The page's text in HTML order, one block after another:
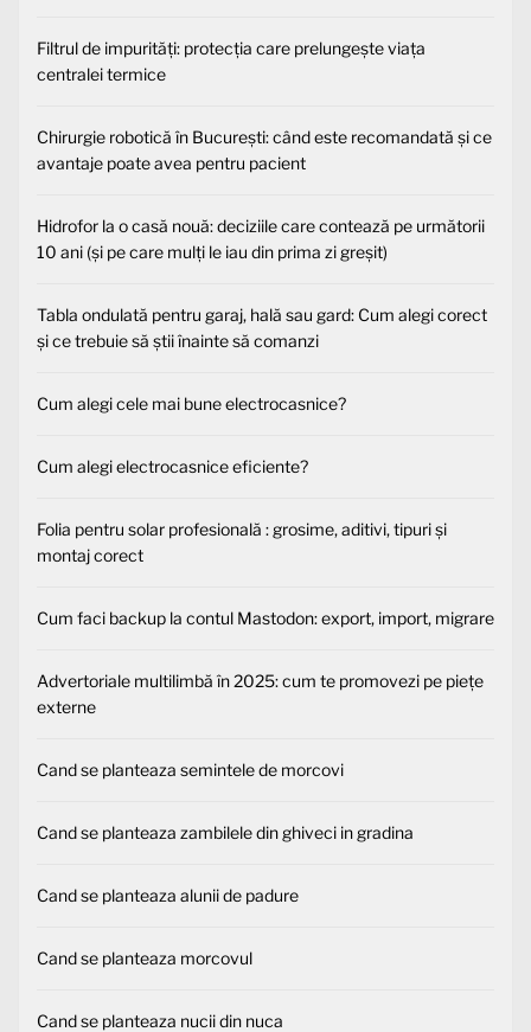
Filtrul de impurități: protecția care prelungește viața
centralei termice
Chirurgie robotică în București: când este recomandată și ce
avantaje poate avea pentru pacient
Hidrofor la o casă nouă: deciziile care contează pe următorii
10 ani (și pe care mulți le iau din prima zi greșit)
Tabla ondulată pentru garaj, hală sau gard: Cum alegi corect
și ce trebuie să știi înainte să comanzi
Cum alegi cele mai bune electrocasnice?
Cum alegi electrocasnice eficiente?
Folia pentru solar profesională : grosime, aditivi, tipuri și
montaj corect
Cum faci backup la contul Mastodon: export, import, migrare
Advertoriale multilimbă în 2025: cum te promovezi pe piețe
externe
Cand se planteaza semintele de morcovi
Cand se planteaza zambilele din ghiveci in gradina
Cand se planteaza alunii de padure
Cand se planteaza morcovul
Cand se planteaza nucii din nuca